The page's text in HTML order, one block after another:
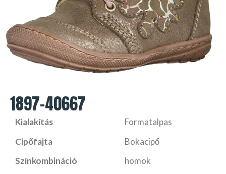
1897-40667
Kialakítás
Formatalpas
Cipőfajta
Bokacipő
Színkombináció
homok